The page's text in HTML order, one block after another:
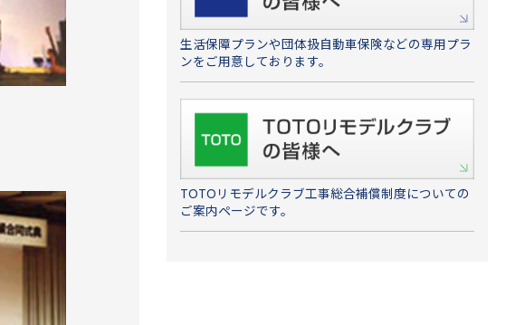
生活保障プランや団体扱自動車保険などの専用プラ
ンをご用意しております。
TOTOリモデルクラブ工事総合補償制度についての
ご案内ページです。